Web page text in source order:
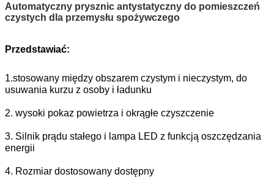
Automatyczny prysznic antystatyczny do pomieszczeń
czystych dla przemysłu spożywczego
Przedstawiać:
1.stosowany między obszarem czystym i nieczystym, do
usuwania kurzu z osoby i ładunku
2. wysoki pokaz powietrza i okrągłe czyszczenie
3. Silnik prądu stałego i lampa LED z funkcją oszczędzania
energii
4. Rozmiar dostosowany dostępny